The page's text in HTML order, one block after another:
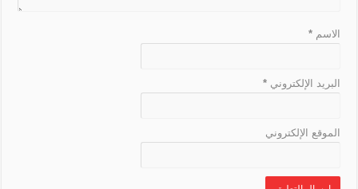
الاسم*
البريد الإلكتروني*
الموقع الإلكتروني